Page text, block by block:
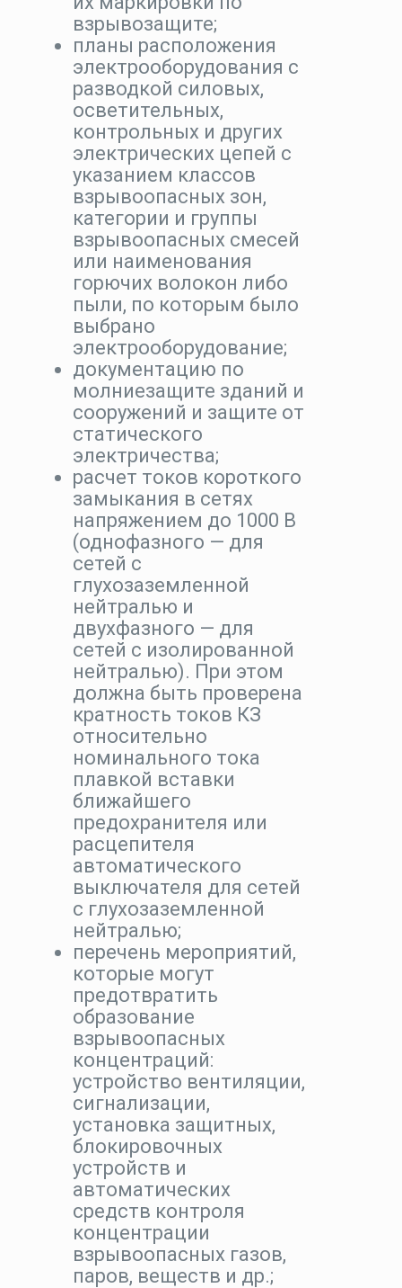
взрывозащите;
планы расположения
электрооборудования с
разводкой силовых,
осветительных,
контрольных и других
электрических цепей с
указанием классов
взрывоопасных зон,
категории и группы
взрывоопасных смесей
или наименования
горючих волокон либо
пыли, по которым было
выбрано
электрооборудование;
документацию по
молниезащите зданий и
сооружений и защите от
статического
электричества;
расчет токов короткого
замыкания в сетях
напряжением до 1000 В
(однофазного — для
сетей с
глухозаземленной
нейтралью и
двухфазного — для
сетей с изолированной
нейтралью). При этом
должна быть проверена
кратность токов КЗ
относительно
номинального тока
плавкой вставки
ближайшего
предохранителя или
расцепителя
автоматического
выключателя для сетей
с глухозаземленной
нейтралью;
перечень мероприятий,
которые могут
предотвратить
образование
взрывоопасных
концентраций:
устройство вентиляции,
сигнализации,
установка защитных,
блокировочных
устройств и
автоматических
средств контроля
концентрации
взрывоопасных газов,
паров, веществ и др.;